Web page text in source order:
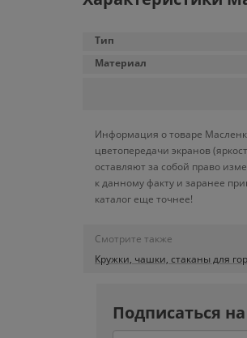
Тип
Материал
Информация о товаре
цветопередачи экранов
оставляют за собой право
к данному факту и заранее
каталог еще точнее!
Смотрите также
Кружки, чашки, стаканы для
Подписаться